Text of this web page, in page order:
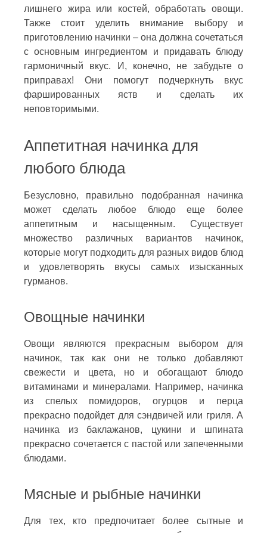
лишнего жира или костей, обработать овощи.
Также стоит уделить внимание выбору и
приготовлению начинки – она должна сочетаться
с основным ингредиентом и придавать блюду
гармоничный вкус. И, конечно, не забудьте о
приправах! Они помогут подчеркнуть вкус
фаршированных яств и сделать их
неповторимыми.
Аппетитная начинка для
любого блюда
Безусловно, правильно подобранная начинка
может сделать любое блюдо еще более
аппетитным и насыщенным. Существует
множество различных вариантов начинок,
которые могут подходить для разных видов блюд
и удовлетворять вкусы самых изысканных
гурманов.
Овощные начинки
Овощи являются прекрасным выбором для
начинок, так как они не только добавляют
свежести и цвета, но и обогащают блюдо
витаминами и минералами. Например, начинка
из спелых помидоров, огурцов и перца
прекрасно подойдет для сэндвичей или гриля. А
начинка из баклажанов, цукини и шпината
прекрасно сочетается с пастой или запеченными
блюдами.
Мясные и рыбные начинки
Для тех, кто предпочитает более сытные и